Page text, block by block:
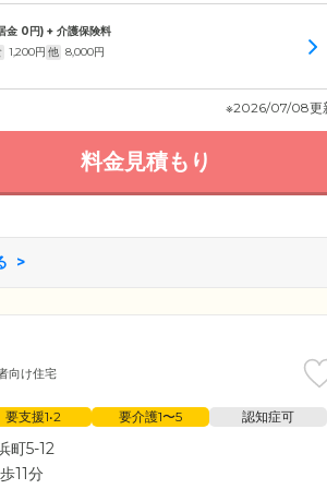
金 0 円) + 介護保険料
1,200円 他 8,000円
※2026/07/08更
料金見積もり
向け住宅
要支援1•2 要介護1〜5 認知症可
町5-12
11分